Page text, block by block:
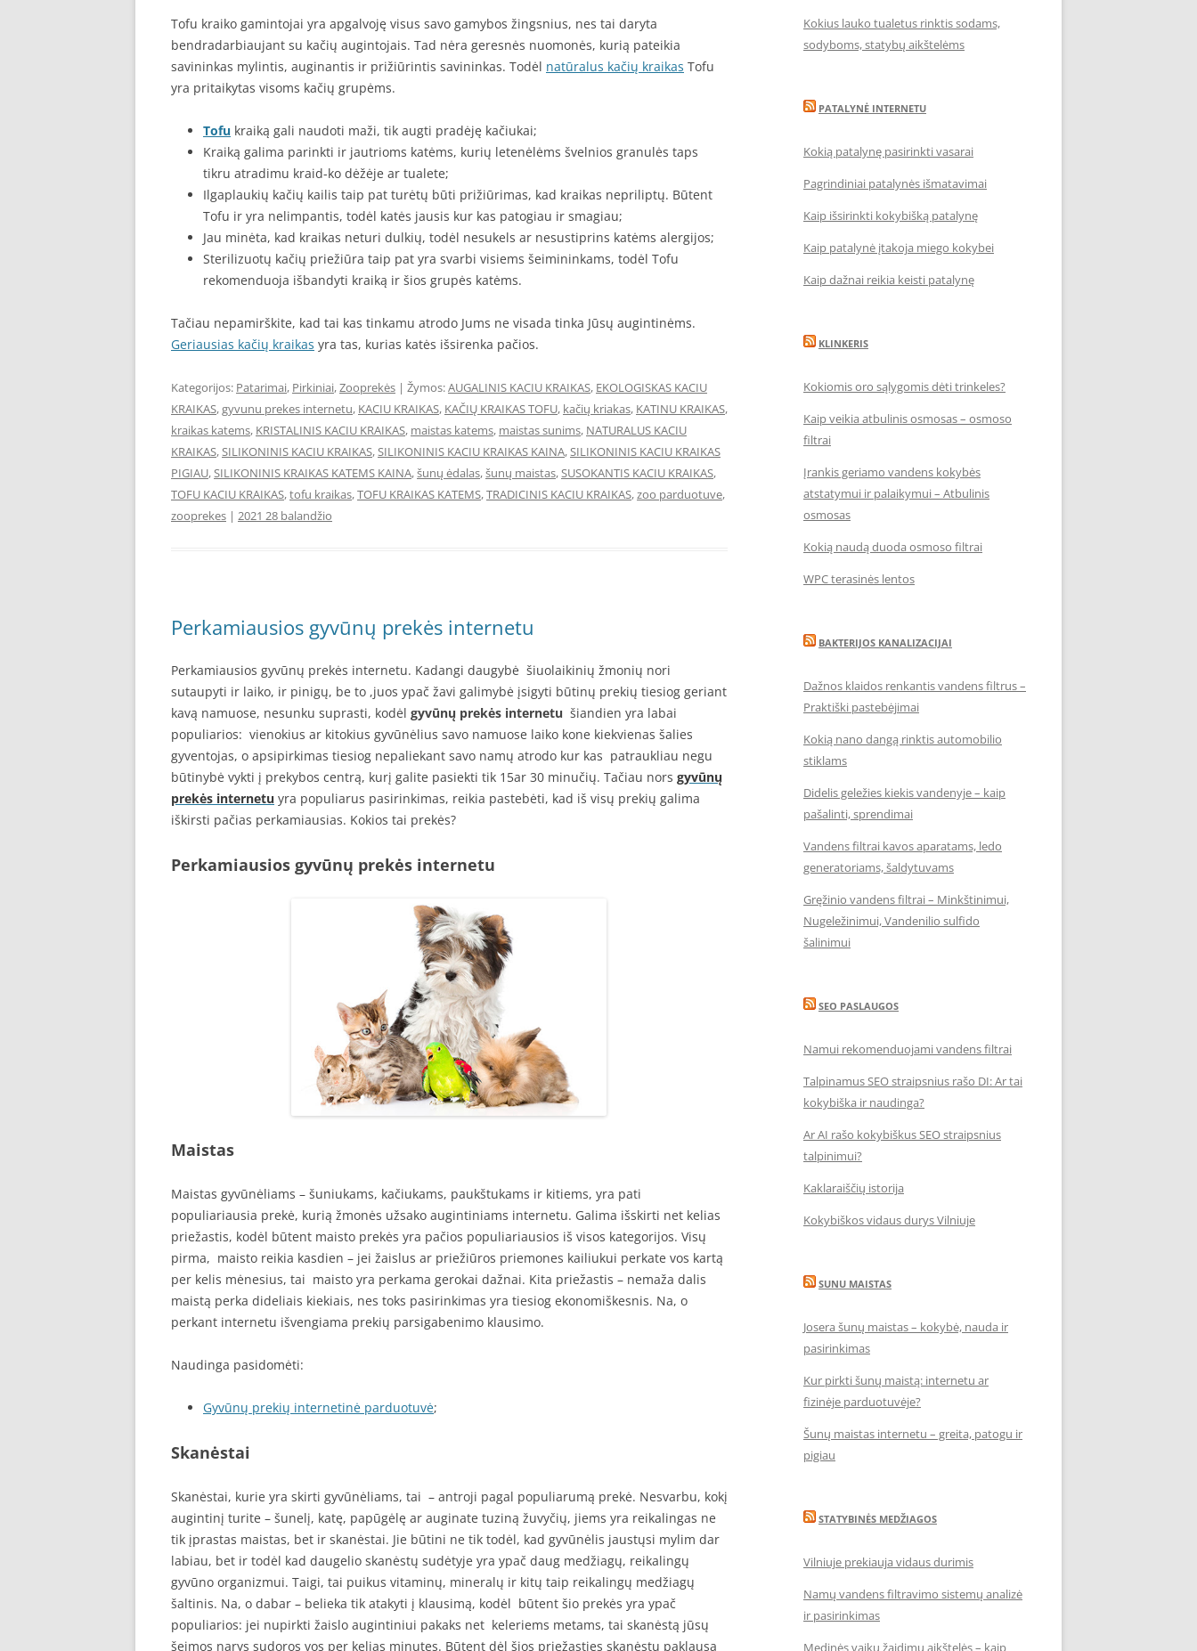
Tofu kraiko gamintojai yra apgalvoję visus savo gamybos žingsnius, nes tai daryta
bendradarbiaujant su kačių augintojais. Tad nėra geresnės nuomonės, kurią pateikia
savininkas mylintis, auginantis ir prižiūrintis savininkas. Todėl natūralus kačių kraikas Tofu
yra pritaikytas visoms kačių grupėms.
Tofu kraiką gali naudoti maži, tik augti pradėję kačiukai;
Kraiką galima parinkti ir jautrioms katėms, kurių letenėlėms švelnios granulės taps
tikru atradimu kraid-ko dėžėje ar tualete;
Ilgaplaukių kačių kailis taip pat turėtų būti prižiūrimas, kad kraikas nepriliptų. Būtent
Tofu ir yra nelimpantis, todėl katės jausis kur kas patogiau ir smagiau;
Jau minėta, kad kraikas neturi dulkių, todėl nesukels ar nesustiprins katėms alergijos;
Sterilizuotų kačių priežiūra taip pat yra svarbi visiems šeimininkams, todėl Tofu
rekomenduoja išbandyti kraiką ir šios grupės katėms.
Tačiau nepamirškite, kad tai kas tinkamu atrodo Jums ne visada tinka Jūsų augintinėms.
Geriausias kačių kraikas yra tas, kurias katės išsirenka pačios.
Kategorijos: Patarimai, Pirkiniai,Zooprekės | Žymos:AUGALINIS KACIU KRAIKAS, EKOLOGISKAS KACIU
KRAIKAS,gyvunu prekes internetu, KACIU KRAIKAS, KAČIŲ KRAIKAS TOFU, kačių kriakas, KATINU KRAIKAS,
kraikas katems, KRISTALINIS KACIU KRAIKAS, maistas katems, maistas sunims, NATURALUS KACIU
KRAIKAS, SILIKONINIS KACIU KRAIKAS, SILIKONINIS KACIU KRAIKAS KAINA, SILIKONINIS KACIU KRAIKAS
PIGIAU, SILIKONINIS KRAIKAS KATEMS KAINA,šunų ėdalas,šunų maistas, SUSOKANTIS KACIU KRAIKAS,
TOFU KACIU KRAIKAS,tofu kraikas,TOFU KRAIKAS KATEMS,TRADICINIS KACIU KRAIKAS,zoo parduotuve,
zooprekes | 2021 28 balandžio
Perkamiausios gyvūnų prekės internetu
Perkamiausios gyvūnų prekės internetu. Kadangi daugybė šiuolaikinių žmonių nori
sutaupyti ir laiko, ir pinigų, be to ,juos ypač žavi galimybė įsigyti būtinų prekių tiesiog geriant
kavą namuose, nesunku suprasti, kodėl gyvūnų prekės internetu šiandien yra labai
populiarios: vienokius ar kitokius gyvūnėlius savo namuose laiko kone kiekvienas šalies
gyventojas, o apsipirkimas tiesiog nepaliekant savo namų atrodo kur kas patraukliau negu
būtinybė vykti į prekybos centrą, kurį galite pasiekti tik 15ar 30 minučių. Tačiau nors gyvūnų
prekės internetu yra populiarus pasirinkimas, reikia pastebėti, kad iš visų prekių galima
iškirsti pačias perkamiausias. Kokios tai prekės?
Perkamiausios gyvūnų prekės internetu
Maistas
Maistas gyvūnėliams – šuniukams, kačiukams, paukštukams ir kitiems, yra pati
populiariausia prekė, kurią žmonės užsako augintiniams internetu. Galima išskirti net kelias
priežastis, kodėl būtent maisto prekės yra pačios populiariausios iš visos kategorijos. Visų
pirma, maisto reikia kasdien – jei žaislus ar priežiūros priemones kailiukui perkate vos kartą
per kelis mėnesius, tai maisto yra perkama gerokai dažnai. Kita priežastis – nemaža dalis
maistą perka dideliais kiekiais, nes toks pasirinkimas yra tiesiog ekonomiškesnis. Na, o
perkant internetu išvengiama prekių parsigabenimo klausimo.
Naudinga pasidomėti:
Gyvūnų prekių internetinė parduotuvė;
Skanėstai
Skanėstai, kurie yra skirti gyvūnėliams, tai – antroji pagal populiarumą prekė. Nesvarbu, kokį
augintinį turite – šunelį, katę, papūgėlę ar auginate tuziną žuvyčių, jiems yra reikalingas ne
tik įprastas maistas, bet ir skanėstai. Jie būtini ne tik todėl, kad gyvūnėlis jaustųsi mylim dar
labiau, bet ir todėl kad daugelio skanėstų sudėtyje yra ypač daug medžiagų, reikalingų
gyvūno organizmui. Taigi, tai puikus vitaminų, mineralų ir kitų taip reikalingų medžiagų
šaltinis. Na, o dabar – belieka tik atakyti į klausimą, kodėl būtent šio prekės yra ypač
populiarios: jei nupirkti žaislo augintiniui pakaks net keleriems metams, tai skanėstą jūsų
šeimos narys sudoros vos per kelias minutes. Būtent dėl šios priežasties skanėstų paklausa
Kokius lauko tualetus rinktis sodams,
sodyboms, statybų aikštelėms
PATALYNĖ INTERNETU
Kokią patalynę pasirinkti vasarai
Pagrindiniai patalynės išmatavimai
Kaip išsirinkti kokybišką patalynę
Kaip patalynė įtakoja miego kokybei
Kaip dažnai reikia keisti patalynę
KLINKERIS
Kokiomis oro sąlygomis dėti trinkeles?
Kaip veikia atbulinis osmosas – osmoso
filtrai
Įrankis geriamo vandens kokybės
atstatymui ir palaikymui – Atbulinis
osmosas
Kokią naudą duoda osmoso filtrai
WPC terasinės lentos
BAKTERIJOS KANALIZACIJAI
Dažnos klaidos renkantis vandens filtrus –
Praktiški pastebėjimai
Kokią nano dangą rinktis automobilio
stiklams
Didelis geležies kiekis vandenyje – kaip
pašalinti, sprendimai
Vandens filtrai kavos aparatams, ledo
generatoriams, šaldytuvams
Gręžinio vandens filtrai – Minkštinimui,
Nugeležinimui, Vandenilio sulfido
šalinimui
SEO PASLAUGOS
Namui rekomenduojami vandens filtrai
Talpinamus SEO straipsnius rašo DI: Ar tai
kokybiška ir naudinga?
Ar AI rašo kokybiškus SEO straipsnius
talpinimui?
Kaklaraiščių istorija
Kokybiškos vidaus durys Vilniuje
SUNU MAISTAS
Josera šunų maistas – kokybė, nauda ir
pasirinkimas
Kur pirkti šunų maistą: internetu ar
fizinėje parduotuvėje?
Šunų maistas internetu – greita, patogu ir
pigiau
STATYBINĖS MEDŽIAGOS
Vilniuje prekiauja vidaus durimis
Namų vandens filtravimo sistemų analizė
ir pasirinkimas
Medinės vaikų žaidimų aikštelės – kaip